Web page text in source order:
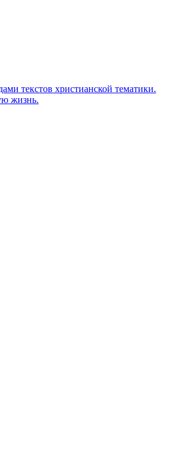
текстов христианской тематики.
жизнь.